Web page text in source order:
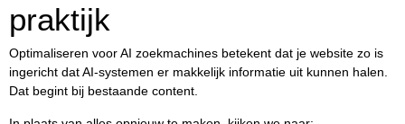
praktijk
Optimaliseren voor AI zoekmachines betekent dat je website zo is
ingericht dat AI-systemen er makkelijk informatie uit kunnen halen.
Dat begint bij bestaande content.